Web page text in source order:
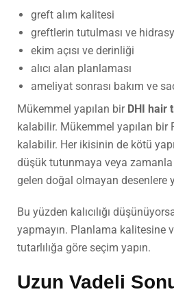
greft alım kalitesi
greftlerin tutulması ve
ekim açısı ve derinliği
alıcı alan planlaması
ameliyat sonrası bakım ve
Mükemmel yapılan bir DHI hair
kalabilir. Mükemmel yapılan bir
kalabilir. Her ikisinin de kötü
düşük tutunmaya veya
gelen doğal olmayan desenlere
Bu yüzden kalıcılığı
yapmayın. Planlama kalitesine
tutarlılığa göre seçim yapın.
Uzun Vadeli